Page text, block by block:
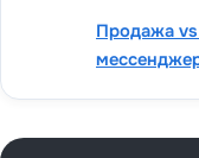
Продажа